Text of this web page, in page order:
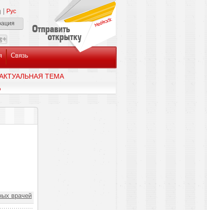
Рус
Связь
ТЕМА
врачей